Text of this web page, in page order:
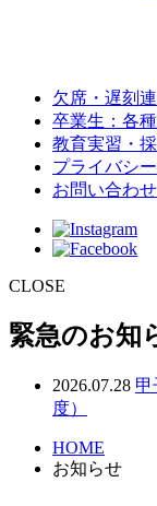
欠席・遅刻
卒業生：各
教育実習・
プライバシ
お問い合わ
CLOSE
緊急のお知
2026.07.28 甲
度）
HOME
お知らせ